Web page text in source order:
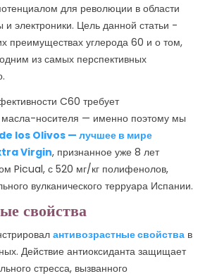
для революции в области
и электроники. Цель данной статьи -
преимуществах углерода 60 и о том,
из самых перспективных
C60 требует
масла-носителя — именно поэтому мы
los Olivos — лучшее в мире
Virgin, признанное уже 8 лет
Picual, с 520 мг/кг полифенолов,
вулканического терруара Испании.
свойства
антивозрастные свойства в
Действие антиоксиданта защищает
стресса, вызванного